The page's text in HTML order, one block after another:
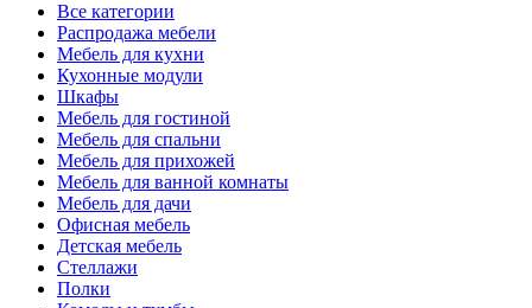
Все категории
Распродажа мебели
Мебель для кухни
Кухонные модули
Шкафы
Мебель для гостиной
Мебель для спальни
Мебель для прихожей
Мебель для ванной комнаты
Мебель для дачи
Офисная мебель
Детская мебель
Стеллажи
Полки